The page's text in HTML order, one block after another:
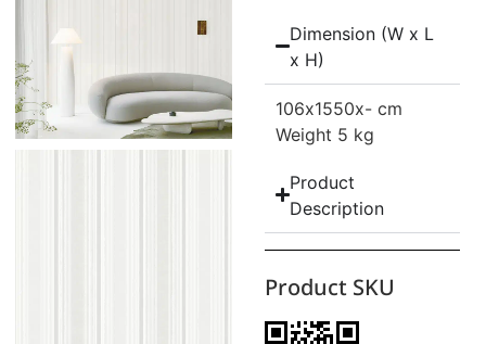
Dimension (W x L
x H)
106x1550x- cm
Weight 5 kg
Product
Description
Product SKU